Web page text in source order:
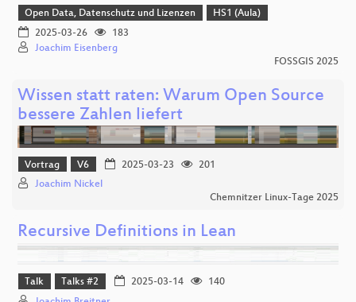
Open Data, Datenschutz und Lizenzen
HS1 (Aula)
2025-03-26
183
Joachim Eisenberg
FOSSGIS 2025
Wissen statt raten: Warum Open Source
bessere Zahlen liefert
Vortrag V6 2025-03-23
201
Joachim Nickel
Chemnitzer Linux-Tage 2025
Recursive Definitions in Lean
Talk Talks #2 2025-03-14
140